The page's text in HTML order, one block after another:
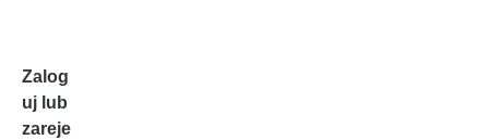
Zalog
uj lub
zareje